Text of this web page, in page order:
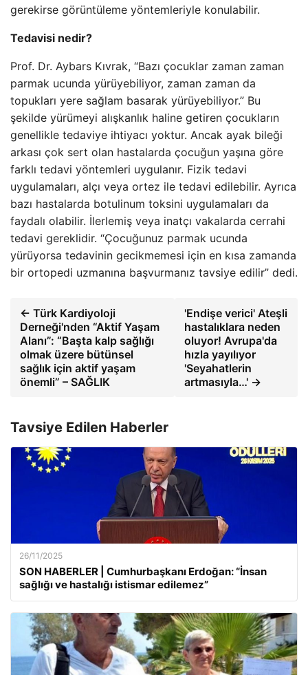
gerekirse görüntüleme yöntemleriyle konulabilir.
Tedavisi nedir?
Prof. Dr. Aybars Kıvrak, “Bazı çocuklar zaman zaman
parmak ucunda yürüyebiliyor, zaman zaman da
topukları yere sağlam basarak yürüyebiliyor.” Bu
şekilde yürümeyi alışkanlık haline getiren çocukların
genellikle tedaviye ihtiyacı yoktur. Ancak ayak bileği
arkası çok sert olan hastalarda çocuğun yaşına göre
farklı tedavi yöntemleri uygulanır. Fizik tedavi
uygulamaları, alçı veya ortez ile tedavi edilebilir. Ayrıca
bazı hastalarda botulinum toksini uygulamaları da
faydalı olabilir. İlerlemiş veya inatçı vakalarda cerrahi
tedavi gereklidir. “Çocuğunuz parmak ucunda
yürüyorsa tedavinin gecikmemesi için en kısa zamanda
bir ortopedi uzmanına başvurmanız tavsiye edilir” dedi.
← Türk Kardiyoloji
Derneği'nden “Aktif Yaşam
Alanı”: “Başta kalp sağlığı
olmak üzere bütünsel
sağlık için aktif yaşam
önemli” – SAĞLIK
'Endişe verici' Ateşli
hastalıklara neden
oluyor! Avrupa'da
hızla yayılıyor
'Seyahatlerin
artmasıyla…' →
Tavsiye Edilen Haberler
26/11/2025
SON HABERLER | Cumhurbaşkanı Erdoğan: “İnsan
sağlığı ve hastalığı istismar edilemez”